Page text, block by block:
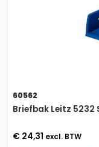
60562
Briefbak Leitz 5232
€ 24,31 excl. BTW